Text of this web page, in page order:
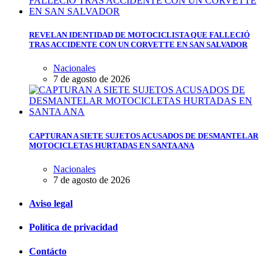
REVELAN IDENTIDAD DE MOTOCICLISTA QUE FALLECIÓ
TRAS ACCIDENTE CON UN CORVETTE EN SAN SALVADOR
Nacionales
7 de agosto de 2026
CAPTURAN A SIETE SUJETOS ACUSADOS DE DESMANTELAR
MOTOCICLETAS HURTADAS EN SANTA ANA
Nacionales
7 de agosto de 2026
Aviso legal
Política de privacidad
Contácto